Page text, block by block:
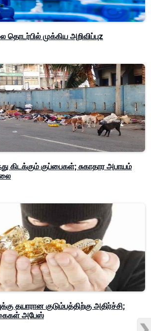
தொடர்பில் முக்கிய அறிவிப்புz
கிடக்கும் குப்பைகள்; சுகாதார அபாயம்
தயாரான குடும்பத்திற்கு அதிர்ச்சி;
அபேஸ்